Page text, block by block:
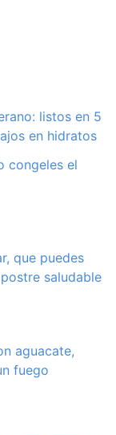
listos en 5
en hidratos
congeles el
que puedes
saludable
aguacate,
fuego